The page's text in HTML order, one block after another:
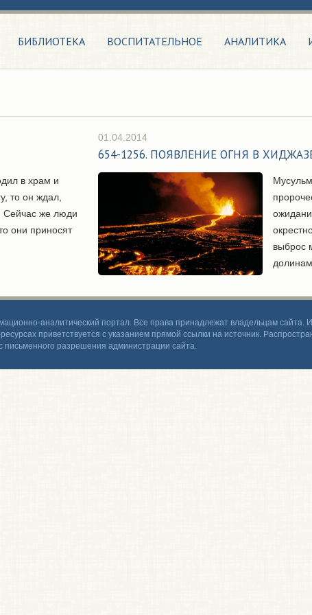
БИБЛИОТЕКА ВОСПИТАТЕЛЬНОЕ АНАЛИТИКА
в храм и
то он ждал,
Сейчас же люди
они приносят
01.04.2014
654-1256. ПОЯВЛЕНИЕ ОГНЯ В
выброс
долинам.
аналитический портал. Все права принадлежат владельцам сайта.
приветствуется с указанием прямой ссылки на источник.
письменного разрешения администрации сайта.